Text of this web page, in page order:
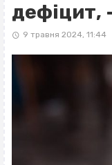
дефіцит,
9 травня 2024, 11:44